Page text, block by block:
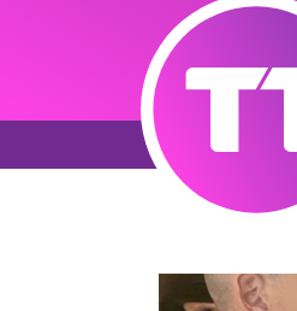
19.06.2023